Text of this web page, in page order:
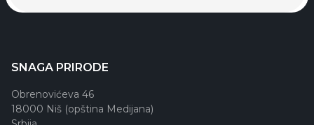
SNAGA PRIRODE
Obrenovićeva 46
18000 Niš (opština Medijana)